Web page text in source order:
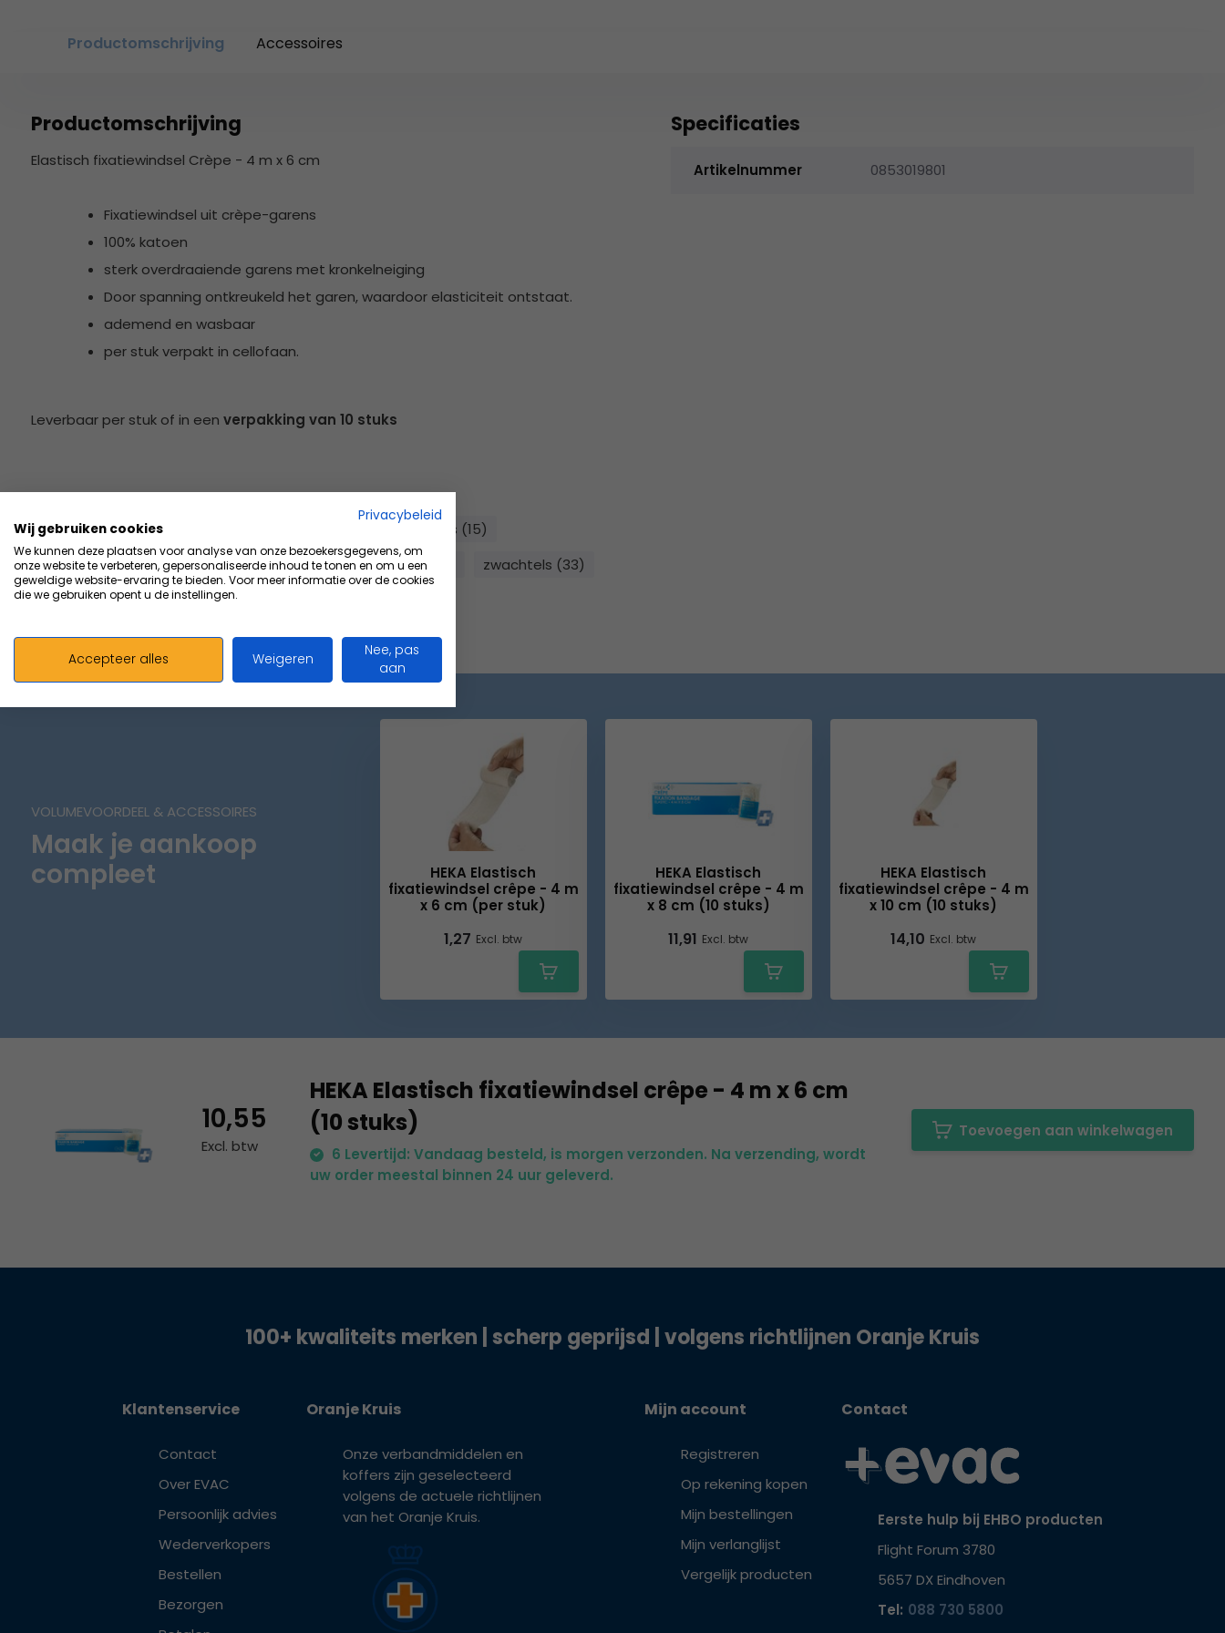
Productomschrijving Accessoires
Productomschrijving
Elastisch fixatiewindsel Crèpe - 4 m x 6 cm
Fixatiewindsel uit crèpe-garens
100% katoen
sterk overdraaiende garens met kronkelneiging
Door spanning ontkreukeld het garen, waardoor elasticiteit ontstaat.
ademend en wasbaar
per stuk verpakt in cellofaan.
Leverbaar per stuk of in een verpakking van 10 stuks
Tags: crêpe (6)
fixatie zwachtels (15)
fixatiewindsels (15)
fixatiezwachtels (15) windsels (42) zwachtels (33)
Specificaties
Artikelnummer 0853019801
VOLUMEVOORDEEL & ACCESSOIRES
Maak je aankoop
compleet
HEKA Elastisch
fixatiewindsel crêpe - 4 m
x 6 cm (per stuk)
1,27 Excl. btw
HEKA Elastisch
fixatiewindsel crêpe - 4 m
x 8 cm (10 stuks)
11,91 Excl. btw
HEKA Elastisch
fixatiewindsel crêpe - 4 m
x 10 cm (10 stuks)
14,10 Excl. btw
10,55
Excl. btw
HEKA Elastisch fixatiewindsel crêpe - 4 m x 6 cm
(10 stuks)
6 Levertijd: Vandaag besteld, is morgen verzonden. Na verzending, wordt
uw order meestal binnen 24 uur geleverd.
Toevoegen aan winkelwagen
100+ kwaliteits merken | scherp geprijsd | volgens richtlijnen Oranje Kruis
Klantenservice
Contact
Over EVAC
Persoonlijk advies
Wederverkopers
Bestellen
Bezorgen
Oranje Kruis
Onze verbandmiddelen en
koffers zijn geselecteerd
volgens de actuele richtlijnen
van het Oranje Kruis.
Mijn account
Registreren
Op rekening kopen
Mijn bestellingen
Mijn verlanglijst
Vergelijk producten
Contact
Eerste hulp bij EHBO producten
Flight Forum 3780
5657 DX Eindhoven
Tel: 088 730 5800
Privacybeleid
Wij gebruiken cookies
We kunnen deze plaatsen voor analyse van onze bezoekersgegevens, om
onze website te verbeteren, gepersonaliseerde inhoud te tonen en om u een
geweldige website-ervaring te bieden. Voor meer informatie over de cookies
die we gebruiken opent u de instellingen.
Accepteer alles Weigeren
Nee, pas
aan